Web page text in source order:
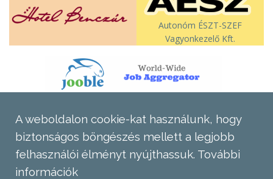
Autonóm ÉSZT-SZEF
Vagyonkezelő Kft.
A weboldalon cookie-kat használunk, hogy
biztonságos böngészés mellett a legjobb
felhasználói élményt nyújthassuk. További
információk